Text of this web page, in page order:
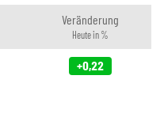
Veränderung
Heute in %
+0,22